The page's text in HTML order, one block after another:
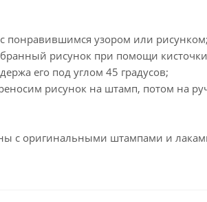
понравившимся узором или рисунком;
рисунок при помощи
его под углом 45 градусов;
рисунок на штамп, потом на
с оригинальными штампами и